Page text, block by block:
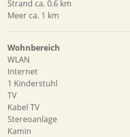
Strand ca. 0.6 km
Meer ca. 1 km
Wohnbereich
WLAN
Internet
1 Kinderstuhl
TV
Kabel TV
Stereoanlage
Kamin